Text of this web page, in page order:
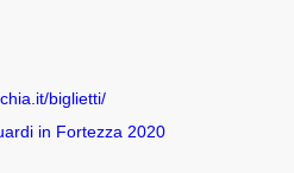
biglietti/
in Fortezza 2020